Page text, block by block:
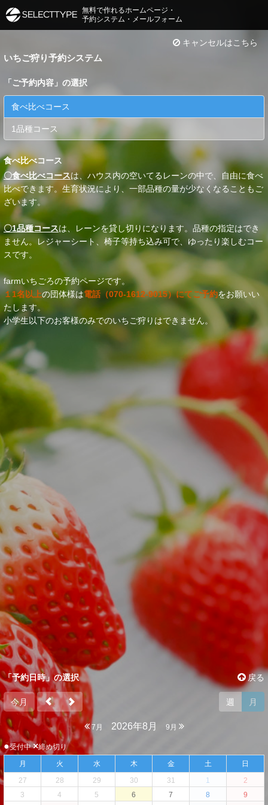
キャンセルはこちら
いちご狩り予約システム
「 ご予約内容 」の選択
食べ比べコース
1品種コース
食べ比べコース
〇食べ比べコースは、ハウス内の空いてるレーンの中で、自由に食べ
比べできます。生育状況により、一部品種の量が少なくなることもご
ざいます。
〇1品種コースは、レーンを貸し切りになります。品種の指定はでき
ません。レジャーシート、椅子等持ち込み可で、ゆったり楽しむコー
スです。
farmいちごろの予約ページです。
１1名以上の団体様は電話（070-1612-9015）にてご予約をお願いい
たします。
小学生以下のお客様のみでのいちご狩りはできません。
戻る
「予約日時」の選択
今月
7月 2026年8月 9月
週 月
●受付中 ×締め切り
月
火 水 木 金 土
日
27
28 29 30 31 1
2
3
4 5 6 7 8 9
無料で作れるホームページ・
予約システム・メールフォーム